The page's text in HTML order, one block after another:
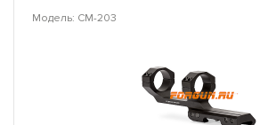
Модель: CM-203